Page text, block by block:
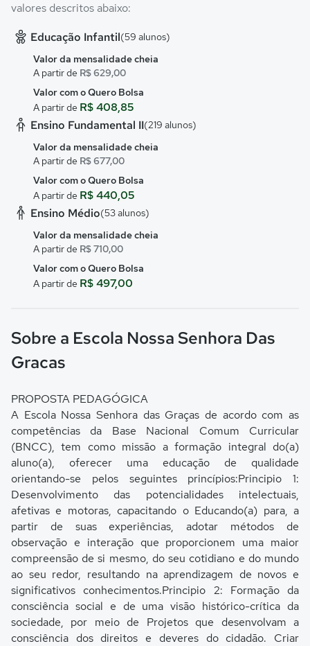
valores descritos abaixo:
Educação Infantil(59 alunos)
Valor da mensalidade cheia
A partir de R$ 629,00
Valor com o Quero Bolsa
A partir de R$ 408,85
Ensino Fundamental II(219 alunos)
Valor da mensalidade cheia
A partir de R$ 677,00
Valor com o Quero Bolsa
A partir de R$ 440,05
Ensino Médio(53 alunos)
Valor da mensalidade cheia
A partir de R$ 710,00
Valor com o Quero Bolsa
A partir de R$ 497,00
Sobre a Escola Nossa Senhora Das
Gracas
PROPOSTA PEDAGÓGICA
A Escola Nossa Senhora das Graças de acordo com as
competências da Base Nacional Comum Curricular
(BNCC), tem como missão a formação integral do(a)
aluno(a), oferecer uma educação de qualidade
orientando-se pelos seguintes princípios:Principio 1:
Desenvolvimento das potencialidades intelectuais,
afetivas e motoras, capacitando o Educando(a) para, a
partir de suas experiências, adotar métodos de
observação e interação que proporcionem uma maior
compreensão de si mesmo, do seu cotidiano e do mundo
ao seu redor, resultando na aprendizagem de novos e
significativos conhecimentos.Principio 2: Formação da
consciência social e de uma visão histórico-crítica da
sociedade, por meio de Projetos que desenvolvam a
consciência dos direitos e deveres do cidadão. Criar